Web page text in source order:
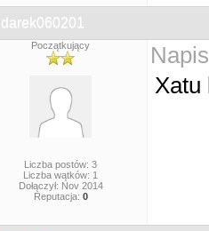
darek060201
Początkujący
Liczba postów: 3
Liczba wątków: 1
Dołączył: Nov 2014
Reputacja: 0
Xatu